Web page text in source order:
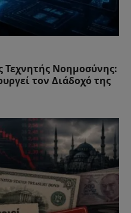
Τεχνητής Νοημοσύνης:
τον Διάδοχό της